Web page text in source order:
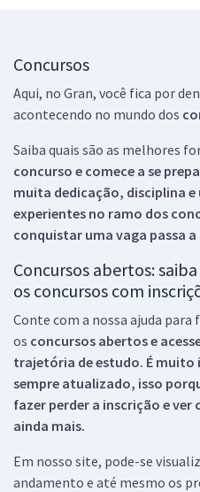
Concursos
Aqui, no Gran, você fica por
acontecendo no mundo dos
Saiba quais são as melhores
concurso e comece a se
muita dedicação, disciplina
experientes no ramo dos
conquistar uma vaga passa a
Concursos abertos:
os concursos com
Conte com a nossa ajuda para
os concursos abertos e
trajetória de estudo. É
sempre atualizado, isso
fazer perder a inscrição e ver
ainda mais.
Em nosso site, pode-se
andamento e até mesmo os